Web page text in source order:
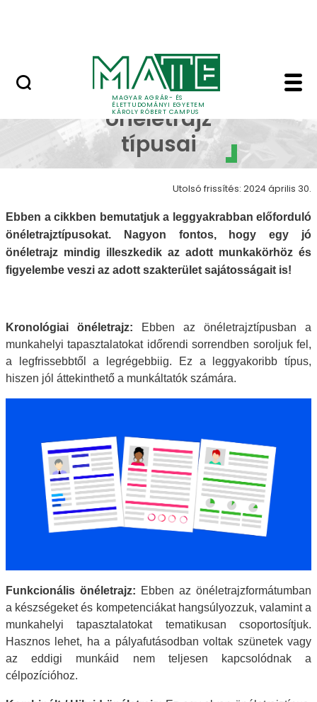
MAGYAR AGRÁR- ÉS
ÉLETTUDOMÁNYI EGYETEM
KÁROLY RÓBERT CAMPUS
Az önéletrajz típusai
Az
önéletrajz
típusai
Utolsó frissítés: 2024 április 30.
Ebben a cikkben bemutatjuk a leggyakrabban előforduló
önéletrajztípusokat. Nagyon fontos, hogy egy jó
önéletrajz mindig illeszkedik az adott munkakörhöz és
figyelembe veszi az adott szakterület sajátosságait is!
Kronológiai önéletrajz: Ebben az önéletrajztípusban a
munkahelyi tapasztalatokat időrendi sorrendben soroljuk fel,
a legfrissebbtől a legrégebbiig. Ez a leggyakoribb típus,
hiszen jól áttekinthető a munkáltatók számára.
Funkcionális önéletrajz: Ebben az önéletrajzformátumban
a készségeket és kompetenciákat hangsúlyozzuk, valamint a
munkahelyi tapasztalatokat tematikusan csoportosítjuk.
Hasznos lehet, ha a pályafutásodban voltak szünetek vagy
az eddigi munkáid nem teljesen kapcsolódnak a
célpozícióhoz.